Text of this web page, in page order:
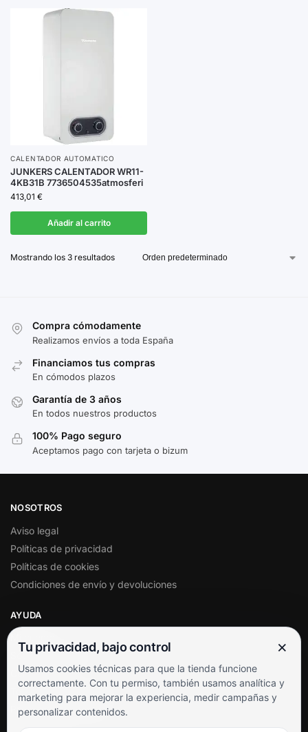
CALENTADOR AUTOMATICO
JUNKERS CALENTADOR WR11-
4KB31B 7736504535atmosferi
413,01 €
Añadir al carrito
Mostrando los 3 resultados
Compra cómodamente
Realizamos envíos a toda España
Financiamos tus compras
En cómodos plazos
Garantía de 3 años
En todos nuestros productos
100% Pago seguro
Aceptamos pago con tarjeta o bizum
NOSOTROS
Aviso legal
Políticas de privacidad
Políticas de cookies
Condiciones de envío y devoluciones
AYUDA
Soporte al cliente
Contacto
Términos y condiciones
Preguntas frecuentes
Tu privacidad, bajo control ×
Usamos cookies técnicas para que la tienda funcione
correctamente. Con tu permiso, también usamos analítica y
marketing para mejorar la experiencia, medir campañas y
personalizar contenidos.